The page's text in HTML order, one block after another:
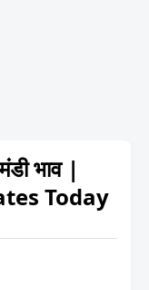
भाव |
Today